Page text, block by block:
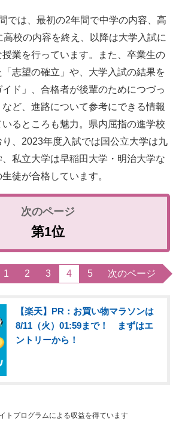
では、最初の2年間で中学の内容、高
校の内容を終え、以降は大学入試に
業を行っています。また、卒業生の
志望の確立」や、大学入試の結果を
ド」、合格者が後輩のためにつづっ
ど、進路について参考にできる情報
るところも魅力。県内屈指の進学校
、2023年度入試では国公立大学は九
私立大学は早稲田大学・明治大学な
徒が合格しています。
第1位
1 2 3 4 5 次のページ
【楽天】PR：お買い物マラソンは
8/11（火）01:59まで！ まずはエ
ントリーから！
トプログラムによる収益を得ています